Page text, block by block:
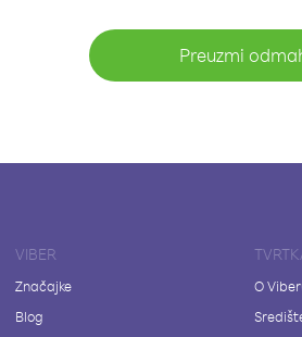
Preuzmi
VIBER
Značajke
Blog
O